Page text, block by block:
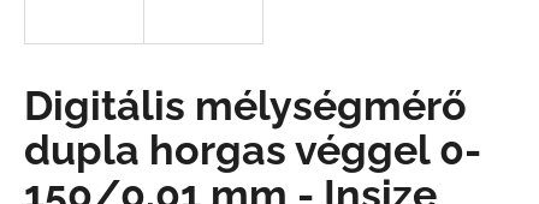
Digitális mélységmérő
dupla horgas véggel 0-
150/0.01 mm - Insize
j
á
n